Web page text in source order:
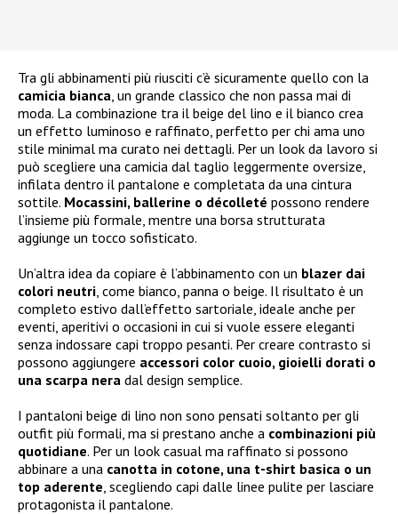
Tra gli abbinamenti più riusciti c’è sicuramente quello con la
camicia bianca , un grande classico che non passa mai di
moda. La combinazione tra il beige del lino e il bianco crea
un effetto luminoso e raffinato, perfetto per chi ama uno
stile minimal ma curato nei dettagli. Per un look da lavoro si
può scegliere una camicia dal taglio leggermente oversize,
infilata dentro il pantalone e completata da una cintura
sottile. Mocassini, ballerine o décolleté possono rendere
l’insieme più formale, mentre una borsa strutturata
aggiunge un tocco sofisticato.
Un’altra idea da copiare è l’abbinamento con un blazer dai
colori neutri , come bianco, panna o beige. Il risultato è un
completo estivo dall’effetto sartoriale, ideale anche per
eventi, aperitivi o occasioni in cui si vuole essere eleganti
senza indossare capi troppo pesanti. Per creare contrasto si
possono aggiungere accessori color cuoio, gioielli dorati o
una scarpa nera dal design semplice.
I pantaloni beige di lino non sono pensati soltanto per gli
outfit più formali, ma si prestano anche a combinazioni più
quotidiane. Per un look casual ma raffinato si possono
abbinare a una canotta in cotone, una t-shirt basica o un
top aderente , scegliendo capi dalle linee pulite per lasciare
protagonista il pantalone.